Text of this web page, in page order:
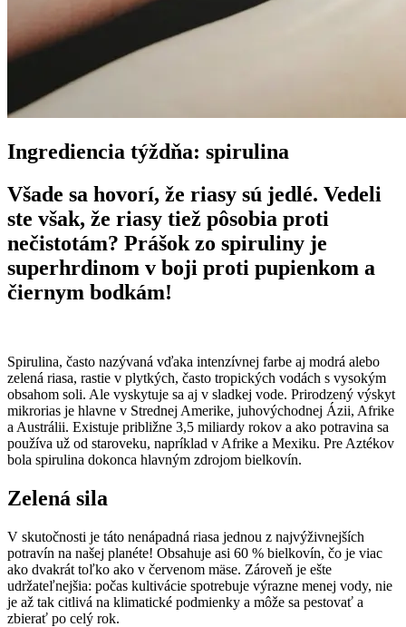
Ingrediencia týždňa: spirulina
Všade sa hovorí, že riasy sú jedlé. Vedeli
ste však, že riasy tiež pôsobia proti
nečistotám? Prášok zo spiruliny je
superhrdinom v boji proti pupienkom a
čiernym bodkám!
Spirulina, často nazývaná vďaka intenzívnej farbe aj modrá alebo
zelená riasa, rastie v plytkých, často tropických vodách s vysokým
obsahom soli. Ale vyskytuje sa aj v sladkej vode. Prirodzený výskyt
mikrorias je hlavne v Strednej Amerike, juhovýchodnej Ázii, Afrike
a Austrálii. Existuje približne 3,5 miliardy rokov a ako potravina sa
používa už od staroveku, napríklad v Afrike a Mexiku. Pre Aztékov
bola spirulina dokonca hlavným zdrojom bielkovín.
Zelená sila
V skutočnosti je táto nenápadná riasa jednou z najvýživnejších
potravín na našej planéte! Obsahuje asi 60 % bielkovín, čo je viac
ako dvakrát toľko ako v červenom mäse. Zároveň je ešte
udržateľnejšia: počas kultivácie spotrebuje výrazne menej vody, nie
je až tak citlivá na klimatické podmienky a môže sa pestovať a
zbierať po celý rok.